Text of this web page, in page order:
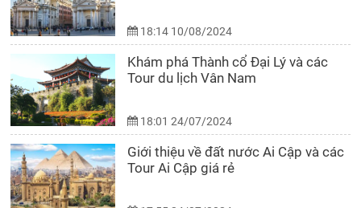
18:14 10/08/2024
Khám phá Thành cổ Đại Lý và các
Tour du lịch Vân Nam
18:01 24/07/2024
Giới thiệu về đất nước Ai Cập và các
Tour Ai Cập giá rẻ